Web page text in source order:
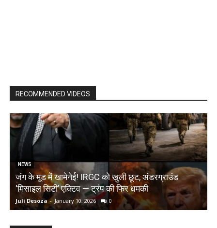
RECOMMENDED VIDEOS
NEWS
जंग के मूड में खामेनेई! IRGC को खुली छूट, अंडरग्राउंड
‘मिसाइल सिटी’ एक्टिव — ट्रंप की फिर धमकी
Juli Desoza - January 10, 2026 0